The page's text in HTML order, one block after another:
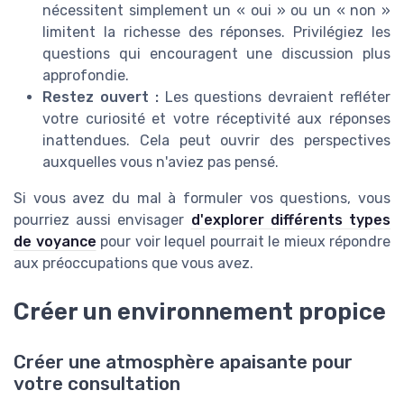
nécessitent simplement un « oui » ou un « non »
limitent la richesse des réponses. Privilégiez les
questions qui encouragent une discussion plus
approfondie.
Restez ouvert :Les questions devraient refléter
votre curiosité et votre réceptivité aux réponses
inattendues. Cela peut ouvrir des perspectives
auxquelles vous n'aviez pas pensé.
Si vous avez du mal à formuler vos questions, vous
pourriez aussi envisager d'explorer différents types
de voyance pour voir lequel pourrait le mieux répondre
aux préoccupations que vous avez.
Créer un environnement propice
Créer une atmosphère apaisante pour
votre consultation